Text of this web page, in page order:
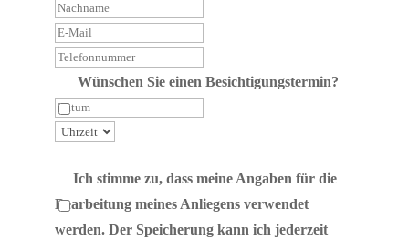
Wünschen Sie einen Besichtigungstermin?
Ich stimme zu, dass meine Angaben für die
Bearbeitung meines Anliegens verwendet
werden. Der Speicherung kann ich jederzeit